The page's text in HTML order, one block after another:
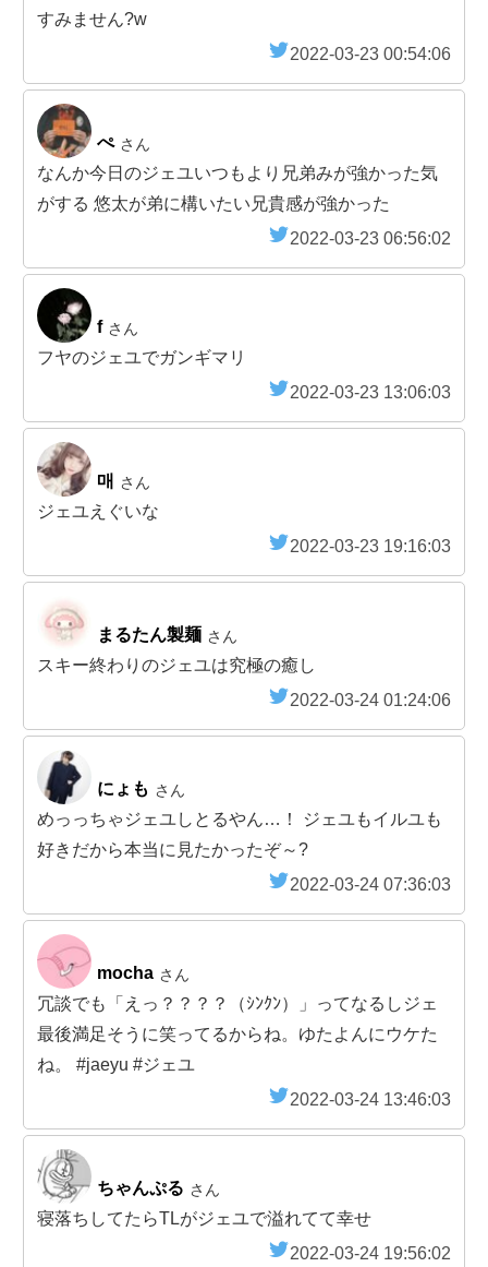
すみません?w
2022-03-23 00:54:06
ぺ さん
なんか今日のジェユいつもより兄弟みが強かった気
がする 悠太が弟に構いたい兄貴感が強かった
2022-03-23 06:56:02
f さん
フヤのジェユでガンギマリ
2022-03-23 13:06:03
매 さん
ジェユえぐいな
2022-03-23 19:16:03
まるたん製麺 さん
スキー終わりのジェユは究極の癒し
2022-03-24 01:24:06
にょも さん
めっっちゃジェユしとるやん…！ ジェユもイルユも
好きだから本当に見たかったぞ～?
2022-03-24 07:36:03
mocha さん
冗談でも「えっ？？？？（ｼﾝｸﾝ）」ってなるしジェ
最後満足そうに笑ってるからね。ゆたよんにウケた
ね。 #jaeyu #ジェユ
2022-03-24 13:46:03
ちゃんぷる さん
寝落ちしてたらTLがジェユで溢れてて幸せ
2022-03-24 19:56:02